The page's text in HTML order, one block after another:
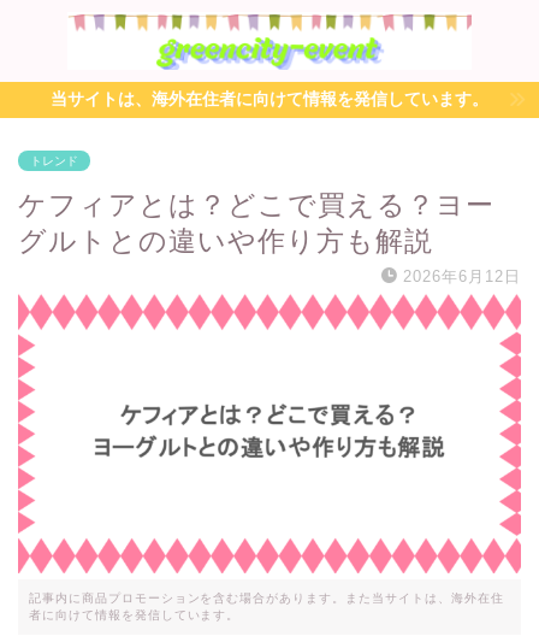
当サイトは、海外在住者に向けて情報を発信しています。
トレンド
ケフィアとは？どこで買える？ヨー
グルトとの違いや作り方も解説
2026年6月12日
記事内に商品プロモーションを含む場合があります。また当サイトは、海外在住
者に向けて情報を発信しています。